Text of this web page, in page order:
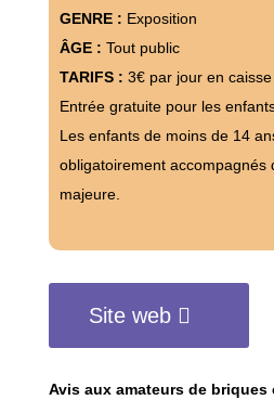
Avis aux amateurs de briques
GENRE : Exposition
ÂGE : Tout public
TARIFS : 3€ par jour en
Entrée gratuite pour les
Les enfants de moins de 14
obligatoirement accompagnés
majeure.
Site web